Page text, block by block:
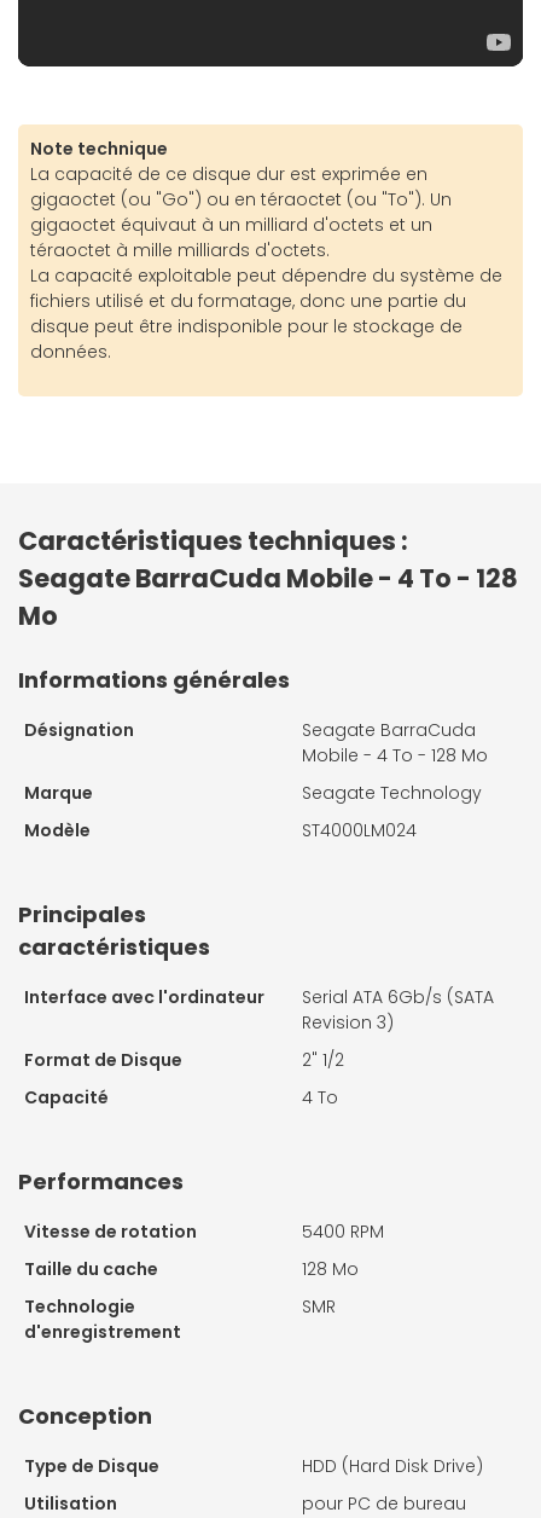
Note technique
La capacité de ce disque dur est exprimée en
gigaoctet (ou "Go") ou en téraoctet (ou "To"). Un
gigaoctet équivaut à un milliard d'octets et un
téraoctet à mille milliards d'octets.
La capacité exploitable peut dépendre du système de
fichiers utilisé et du formatage, donc une partie du
disque peut être indisponible pour le stockage de
données.
Caractéristiques techniques :
Seagate BarraCuda Mobile - 4 To - 128
Mo
Informations générales
Désignation
Seagate BarraCuda
Mobile - 4 To - 128 Mo
Marque
Seagate Technology
Modèle
ST4000LM024
Principales
caractéristiques
Interface avec l'ordinateur
Serial ATA 6Gb/s (SATA
Revision 3)
Format de Disque
2" 1/2
Capacité
4 To
Performances
Vitesse de rotation
5400 RPM
Taille du cache
128 Mo
Technologie
d'enregistrement
SMR
Conception
Type de Disque
HDD (Hard Disk Drive)
Utilisation
pour PC de bureau